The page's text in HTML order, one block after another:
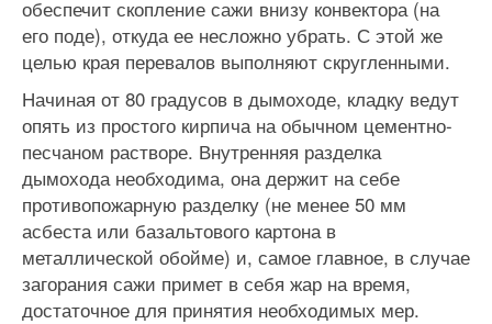
обеспечит скопление сажи внизу конвектора (на
его поде), откуда ее несложно убрать. С этой же
целью края перевалов выполняют скругленными.
Начиная от 80 градусов в дымоходе, кладку ведут
опять из простого кирпича на обычном цементно-
песчаном растворе. Внутренняя разделка
дымохода необходима, она держит на себе
противопожарную разделку (не менее 50 мм
асбеста или базальтового картона в
металлической обойме) и, самое главное, в случае
загорания сажи примет в себя жар на время,
достаточное для принятия необходимых мер.